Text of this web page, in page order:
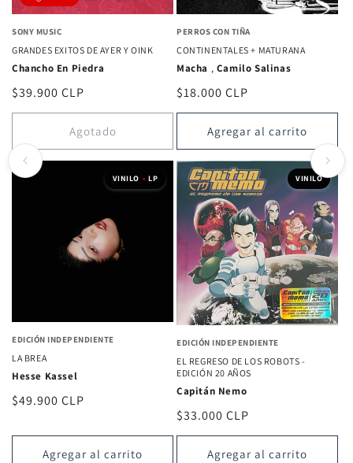
SONY MUSIC
GRANDES EXITOS DE AYER Y OINK
Chancho En Piedra
Precio
habitual
$39.900 CLP
Agotado
PERROS CON TIÑA
CONTINENTALES + MATURANA
Macha , Camilo Salinas
Precio
habitual
$18.000 CLP
Agregar al carrito
VINILO • LP
EDICIÓN INDEPENDIENTE
LA BREA
Hesse Kassel
Precio
$49.900 CLP
Agregar al carrito
VINILO
EDICIÓN INDEPENDIENTE
EL REGRESO DE LOS ROBOTS -
EDICIÓN 20 AÑOS
Capitán Nemo
Precio
habitual
$33.000 CLP
Agregar al carrito